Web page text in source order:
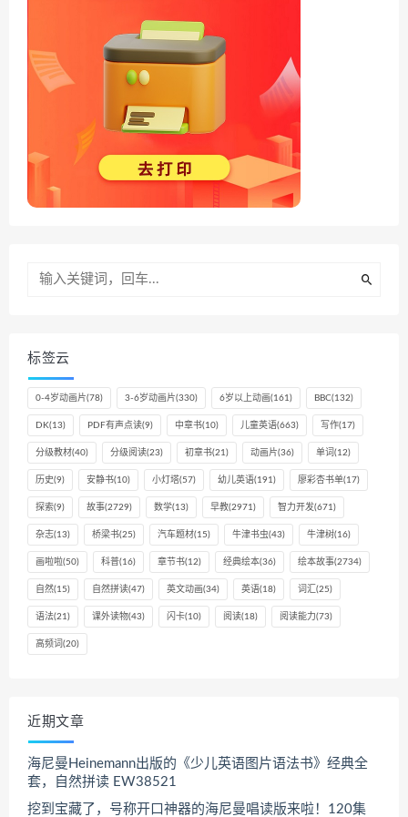
标签云
0-4岁动画片(78) 3-6岁动画片(330) 6岁以上动画(161) BBC(132)
DK(13) PDF有声点读(9) 中章书(10) 儿童英语(663) 写作(17)
分级教材(40) 分级阅读(23) 初章书(21) 动画片(36) 单词 (12)
历史(9) 安静书(10) 小灯塔(57) 幼儿英语(191) 廖彩杏书单(17)
探索(9) 故事(2729) 数学(13) 早教(2971) 智力开发(671)
杂志(13) 桥梁书(25) 汽车题材(15) 牛津书虫(43) 牛津树(16)
画啦啦(50) 科普(16) 章节书(12) 经典绘本(36) 绘本故事(2734)
自然(15) 自然拼读(47) 英文动画(34) 英语(18) 词汇 (25)
语法(21) 课外读物(43) 闪卡(10) 阅读(18) 阅读能力 (73)
高频词 (20)
近期文章
海尼曼Heinemann出版的《少儿英语图片语法书》经典全
套，自然拼读 EW38521
挖到宝藏了，号称开口神器的海尼曼唱读版来啦！120集